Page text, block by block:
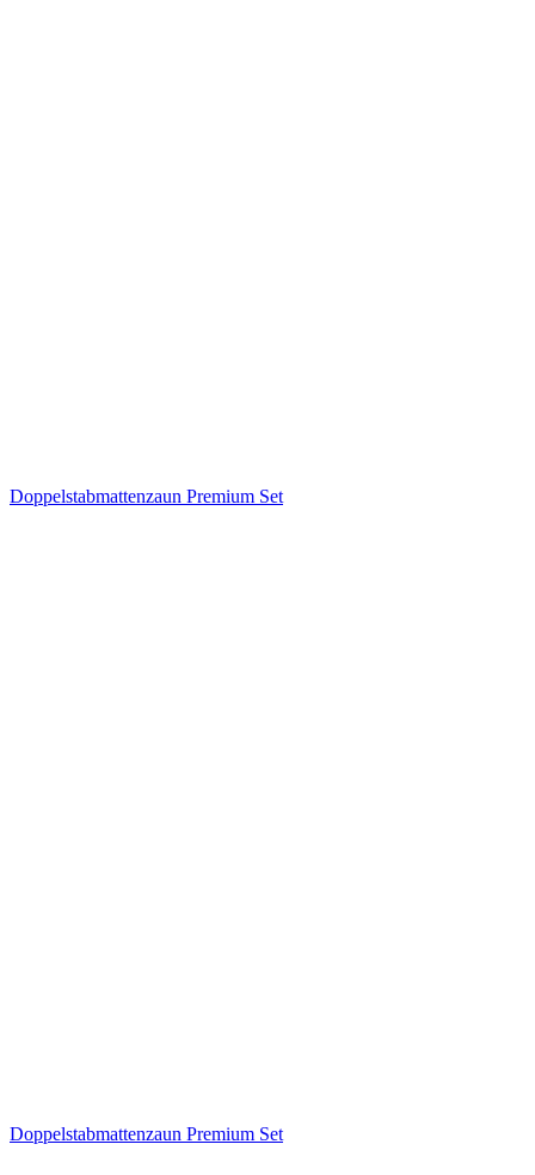
Doppelstabmattenzaun Premium Set
Doppelstabmattenzaun Premium Set